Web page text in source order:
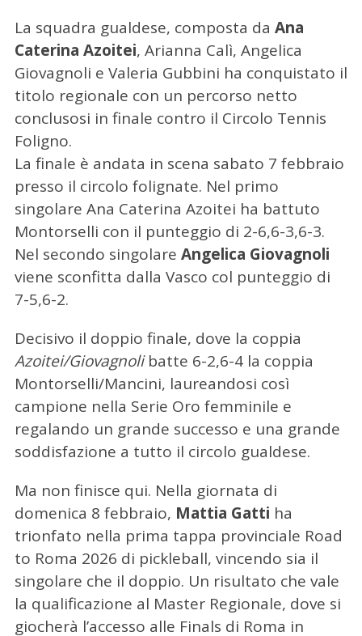
La squadra gualdese, composta da Ana
Caterina Azoitei, Arianna Calì, Angelica
Giovagnoli e Valeria Gubbini ha conquistato il
titolo regionale con un percorso netto
conclusosi in finale contro il Circolo Tennis
Foligno.
La finale è andata in scena sabato 7 febbraio
presso il circolo folignate. Nel primo
singolare Ana Caterina Azoitei ha battuto
Montorselli con il punteggio di 2-6,6-3,6-3.
Nel secondo singolare Angelica Giovagnoli
viene sconfitta dalla Vasco col punteggio di
7-5,6-2.
Decisivo il doppio finale, dove la coppia
Azoitei/Giovagnolibatte 6-2,6-4 la coppia
Montorselli/Mancini, laureandosi così
campione nella Serie Oro femminile e
regalando un grande successo e una grande
soddisfazione a tutto il circolo gualdese.
Ma non finisce qui. Nella giornata di
domenica 8 febbraio, Mattia Gatti ha
trionfato nella prima tappa provinciale Road
to Roma 2026 di pickleball, vincendo sia il
singolare che il doppio. Un risultato che vale
la qualificazione al Master Regionale, dove si
giocherà l’accesso alle Finals di Roma in